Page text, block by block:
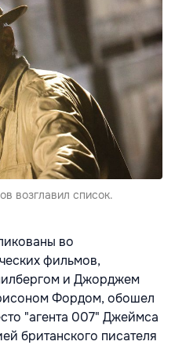
возглавил список.
во
фильмов,
и Джорджем
Фордом, обошел
"агента 007" Джеймса
британского писателя